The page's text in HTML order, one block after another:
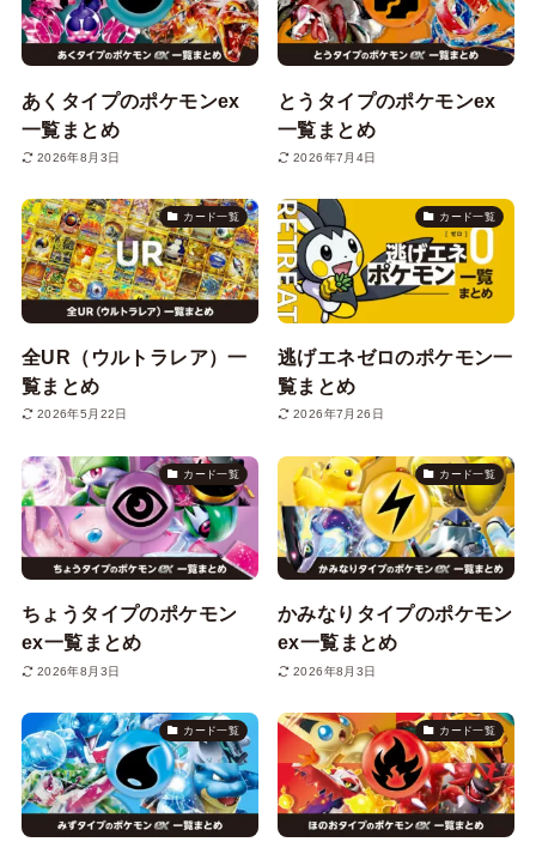
あくタイプのポケモンex
一覧まとめ
2026年8月3日
とうタイプのポケモンex
一覧まとめ
2026年7月4日
カード一覧
全UR（ウルトラレア）一
覧まとめ
2026年5月22日
カード一覧
逃げエネゼロのポケモン一
覧まとめ
2026年7月26日
カード一覧
ちょうタイプのポケモン
ex一覧まとめ
2026年8月3日
カード一覧
かみなりタイプのポケモン
ex一覧まとめ
2026年8月3日
カード一覧 カード一覧